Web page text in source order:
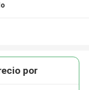
por